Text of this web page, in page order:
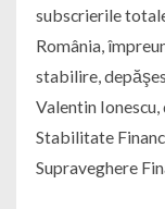
subscrierile
România,
stabilire,
Valentin
Stabilitate
Supraveghere